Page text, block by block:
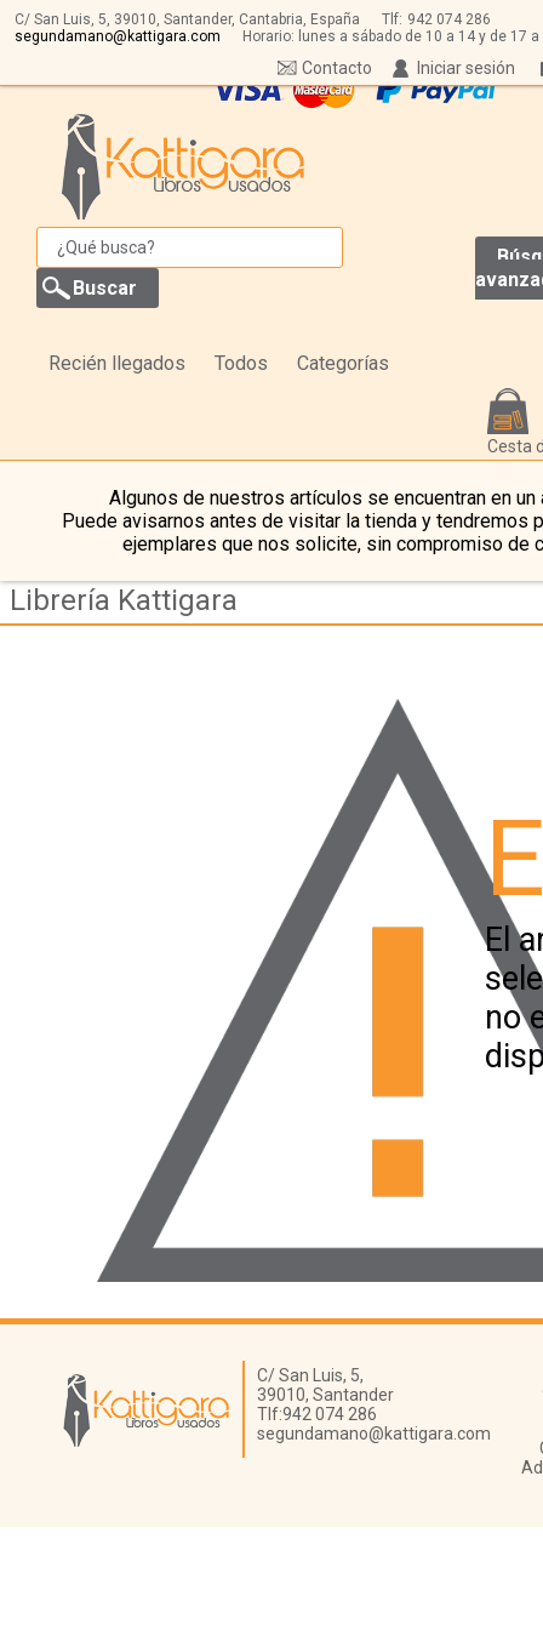
C/ San Luis, 5, 39010, Santander, Cantabria, España Tlf: 942 074 286
segundamano@kattigara.com
Horario: lunes a sábado de 10 a 14 y de 17 a
Iniciar sesión
Contacto
Recién llegados Todos Categorías
Cesta
Algunos de nuestros artículos se encuentran en un
Puede avisarnos antes de visitar la tienda y tendremos
ejemplares que nos solicite, sin compromiso de
Librería Kattigara
El
no
Librería Kattigara
C/ San Luis, 5,
39010, Santander
Tlf:942 074 286
segundamano@kattigara.com